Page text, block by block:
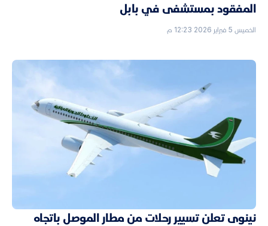
المفقود بمستشفى في بابل
الخميس 5 فبراير 2026 12:23 م
نينوى تعلن تسيير رحلات من مطار الموصل باتجاه